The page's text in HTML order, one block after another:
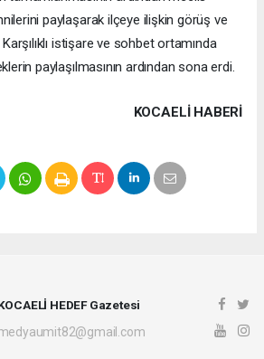
paylaşarak ilçeye ilişkin görüş ve
istişare ve sohbet ortamında
paylaşılmasının ardından sona erdi.
KOCAELI HABERİ
HEDEF Gazetesi